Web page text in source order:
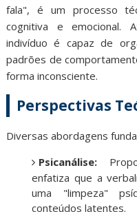
fala", é um processo
cognitiva e emocional.
indivíduo é capaz de
padrões de
forma inconsciente.
Perspectivas
Diversas abordagens
Psicanálise:
enfatiza que a
uma "limpeza"
conteúdos latentes.